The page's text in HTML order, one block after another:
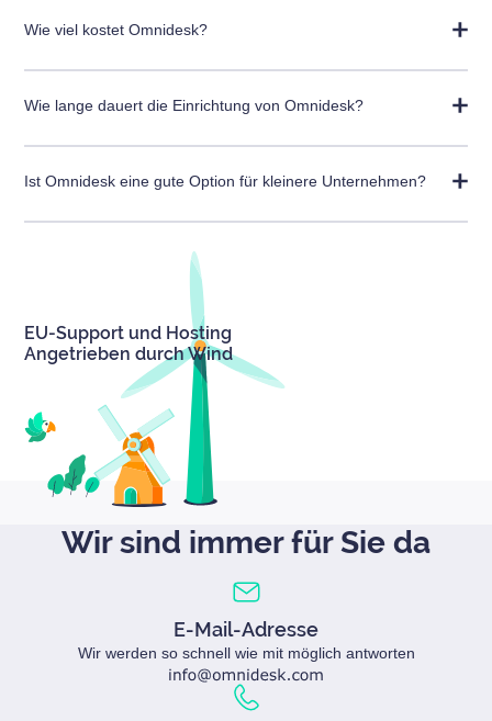
Wie viel kostet Omnidesk?
Dies hängt davon ab, was Ihr Unternehmen benötigt. Fordern
Sie gerne ein Angebot an!
Wie lange dauert die Einrichtung von Omnidesk?
Das hängt stark von Ihren Bedürfnissen ab. Standardmäßig
dauert es zwischen 2 Wochen und ein paar Monaten.
Ist Omnidesk eine gute Option für kleinere Unternehmen?
Leider nein. Wir konzentrieren uns auf größere Unternehmen,
die täglich eine hohe Anzahl an Tickets bearbeiten.
EU-Support und Hosting
Angetrieben durch Wind
Wir sind immer für Sie da
E-Mail-Adresse
Wir werden so schnell wie mit möglich antworten